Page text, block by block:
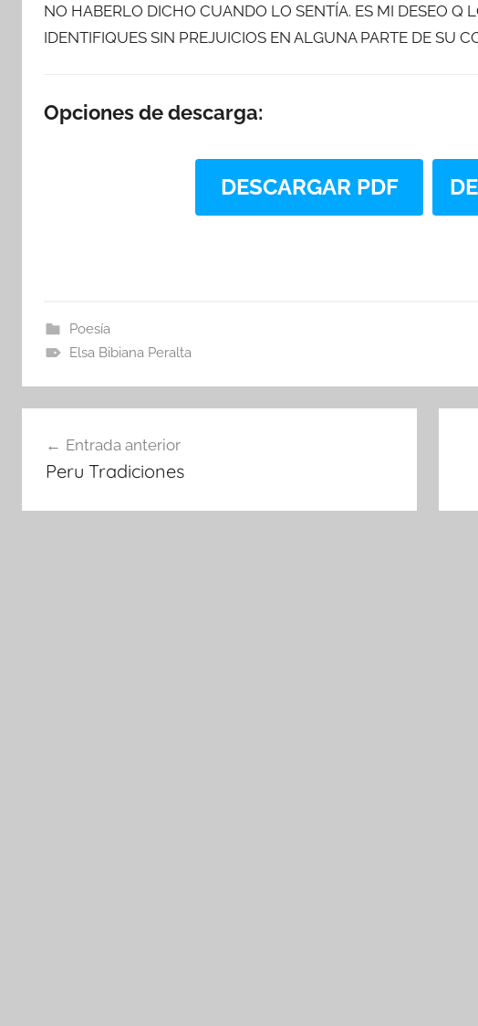
NO HABERLO DICHO CUANDO LO SENTÍA. ES MI DESEO Q
IDENTIFIQUES SIN PREJUICIOS EN ALGUNA PARTE DE SU
Opciones de descarga:
DESCARGAR PDF
Poesía
Elsa Bibiana Peralta
de
Entrada anterior
Peru Tradiciones